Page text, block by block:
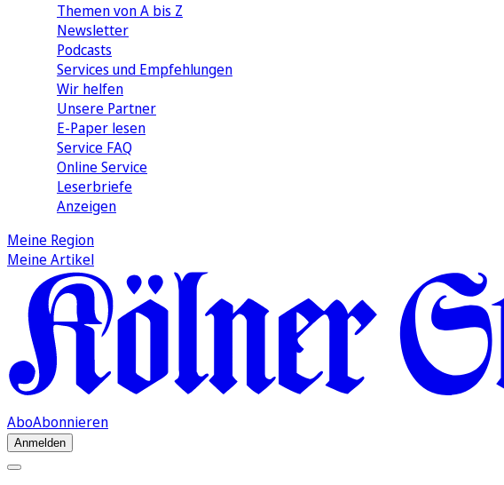
Themen von A bis Z
Newsletter
Podcasts
Services und Empfehlungen
Wir helfen
Unsere Partner
E-Paper lesen
Service FAQ
Online Service
Leserbriefe
Anzeigen
Meine Region
Meine Artikel
AboAbonnieren
Anmelden